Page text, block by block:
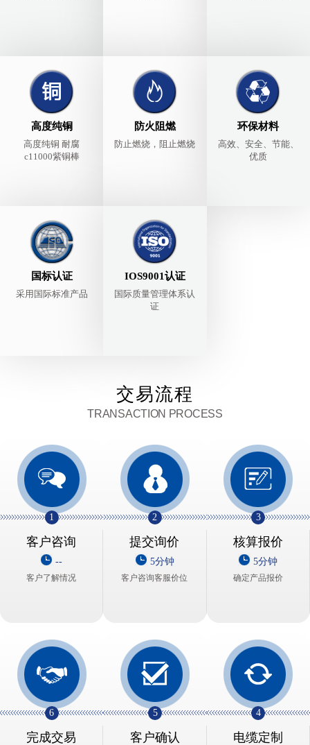
高度纯铜
高度纯铜 耐腐
c11000紫铜棒
防火阻燃
防止燃烧，阻止燃烧
环保材料
高效、安全、节能、
优质
国标认证
采用国际标准产品
IOS9001认证
国际质量管理体系认
证
交易流程
TRANSACTION PROCESS
1
客户咨询
--
客户了解情况
2
提交询价
5分钟
客户咨询客服价位
3
核算报价
5分钟
确定产品报价
4
电缆定制
5
客户确认
6
完成交易